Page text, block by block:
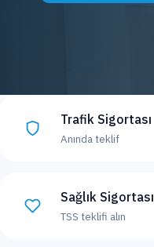
Trafik Sigortası
Anında teklif
Sağlık Sigortası
TSS teklifi alın